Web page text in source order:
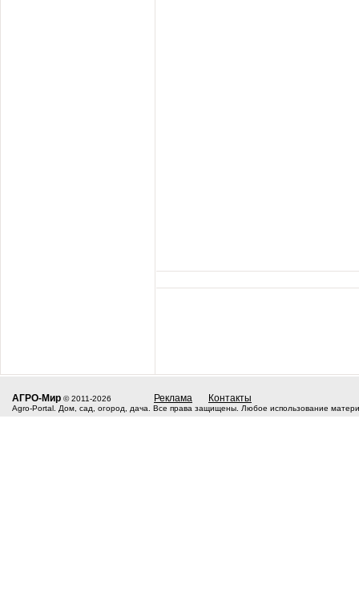
АГРО-Мир © 2011-2026 Реклама Контакты
Agro-Portal. Дом, сад, огород, дача. Все права защищены. Любое использование